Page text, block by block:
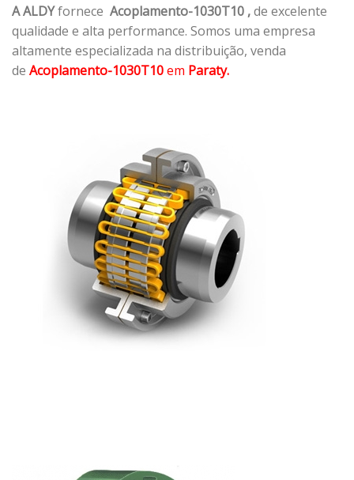
A ALDYfornece Acoplamento-1030T10 ,de excelente
qualidade e alta performance. Somos uma empresa
altamente especializada na distribuição, venda
de Acoplamento-1030T10em Paraty.